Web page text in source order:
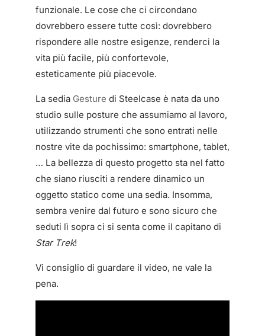
funzionale. Le cose che ci circondano
dovrebbero essere tutte così: dovrebbero
rispondere alle nostre esigenze, renderci la
vita più facile, più confortevole,
esteticamente più piacevole.
La sedia Gesture di Steelcase è nata da uno
studio sulle posture che assumiamo al lavoro,
utilizzando strumenti che sono entrati nelle
nostre vite da pochissimo: smartphone, tablet,
… La bellezza di questo progetto sta nel fatto
che siano riusciti a rendere dinamico un
oggetto statico come una sedia. Insomma,
sembra venire dal futuro e sono sicuro che
seduti lì sopra ci si senta come il capitano di
Star Trek!
Vi consiglio di guardare il video, ne vale la
pena.